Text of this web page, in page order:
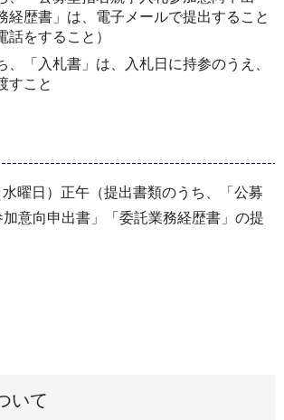
経歴書」は、電子メールで提出すること
話をすること）
、「入札書」は、入札日に持参のうえ、
すこと
曜日）正午（提出書類のうち、「公募
意向申出書」「委託業務経歴書」の提
いて